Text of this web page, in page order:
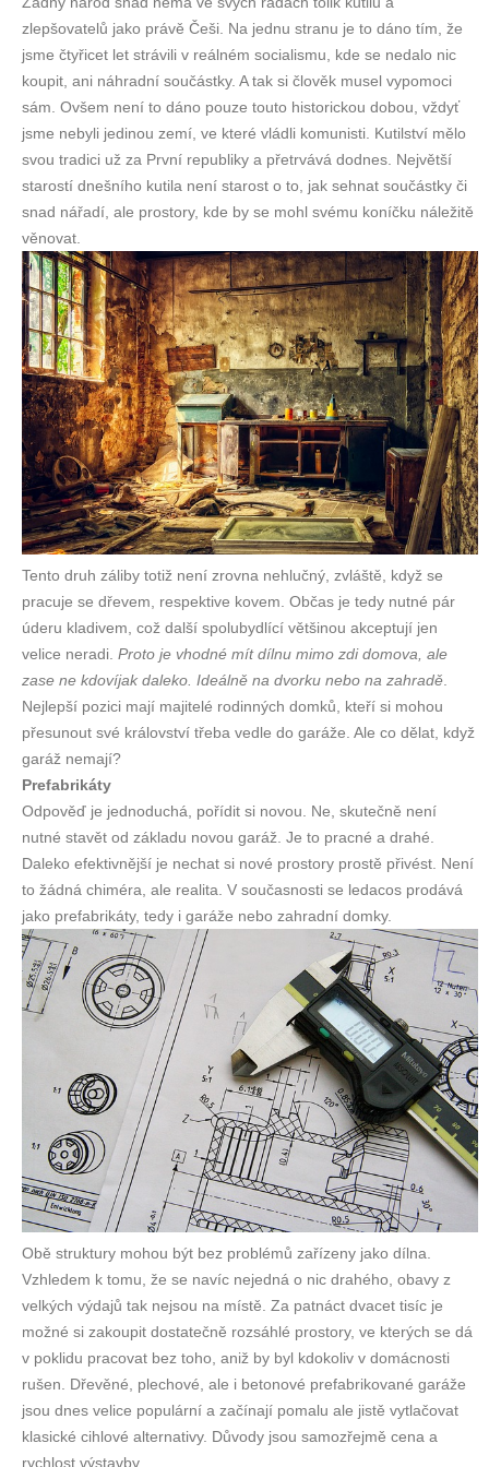
zlepšovatelů jako právě Češi. Na jednu stranu je to dáno tím, že
jsme čtyřicet let strávili v reálném socialismu, kde se nedalo nic
koupit, ani náhradní součástky. A tak si člověk musel vypomoci
sám. Ovšem není to dáno pouze touto historickou dobou, vždyť
jsme nebyli jedinou zemí, ve které vládli komunisti. Kutilství mělo
svou tradici už za První republiky a přetrvává dodnes. Největší
starostí dnešního kutila není starost o to, jak sehnat součástky či
snad nářadí, ale prostory, kde by se mohl svému koníčku náležitě
věnovat.
Tento druh záliby totiž není zrovna nehlučný, zvláště, když se
pracuje se dřevem, respektive kovem. Občas je tedy nutné pár
úderu kladivem, což další spolubydlící většinou akceptují jen
velice neradi. Proto je vhodné mít dílnu mimo zdi domova, ale
zase ne kdovíjak daleko. Ideálně na dvorku nebo na zahradě.
Nejlepší pozici mají majitelé rodinných domků, kteří si mohou
přesunout své království třeba vedle do garáže. Ale co dělat, když
garáž nemají?
Prefabrikáty
Odpověď je jednoduchá, pořídit si novou. Ne, skutečně není
nutné stavět od základu novou garáž. Je to pracné a drahé.
Daleko efektivnější je nechat si nové prostory prostě přivést. Není
to žádná chiméra, ale realita. V současnosti se ledacos prodává
jako prefabrikáty, tedy i garáže nebo zahradní domky.
Obě struktury mohou být bez problémů zařízeny jako dílna.
Vzhledem k tomu, že se navíc nejedná o nic drahého, obavy z
velkých výdajů tak nejsou na místě. Za patnáct dvacet tisíc je
možné si zakoupit dostatečně rozsáhlé prostory, ve kterých se dá
v poklidu pracovat bez toho, aniž by byl kdokoliv v domácnosti
rušen. Dřevěné, plechové, ale i betonové prefabrikované garáže
jsou dnes velice populární a začínají pomalu ale jistě vytlačovat
klasické cihlové alternativy. Důvody jsou samozřejmě cena a
rychlost výstavby.